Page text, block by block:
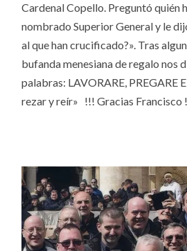
Cardenal Copello. Preguntó quién
nombrado Superior General y le
al que han crucificado?». Tras
bufanda menesiana de regalo nos
palabras: LAVORARE, PREGARE
rezar y reír» !!! Gracias Francisco